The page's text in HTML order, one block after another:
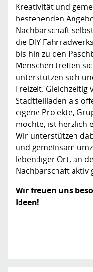
Kreativität und
bestehenden
Nachbarschaft
die DIY
bis hin zu den
Menschen treffen
unterstützen sich
Freizeit. Gleichzeitig
Stadtteilladen als
eigene Projekte,
möchte, ist herzlich
Wir unterstützen
und gemeinsam
lebendiger Ort, an
Nachbarschaft aktiv
Wir freuen uns
Ideen!